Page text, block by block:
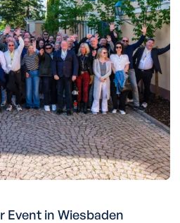
Event in Wiesbaden